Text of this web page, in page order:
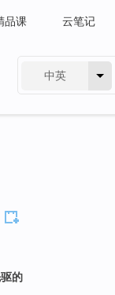
品课 云笔记
中英
的